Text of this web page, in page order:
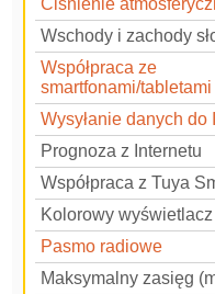
Ciśnienie
Wschody i zachody
Współpraca ze
smartfonami/tabletami
Wysyłanie danych do
Prognoza z Internetu
Współpraca z Tuya
Kolorowy wyświetlacz
Pasmo radiowe
Maksymalny zasięg